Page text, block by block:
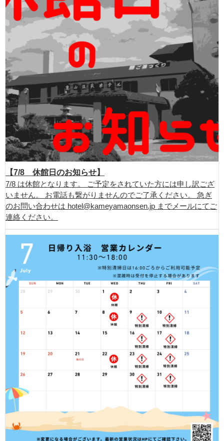
【7/8 休館日のお知らせ】
7/8 は休館となります。 ご予定をされていた方には申し訳ござ
いません。 お電話も繋がりませんのでご了承ください。 急ぎ
のお問い合わせは hotel@kameyamaonsen.jp までメールにてご
連絡ください。